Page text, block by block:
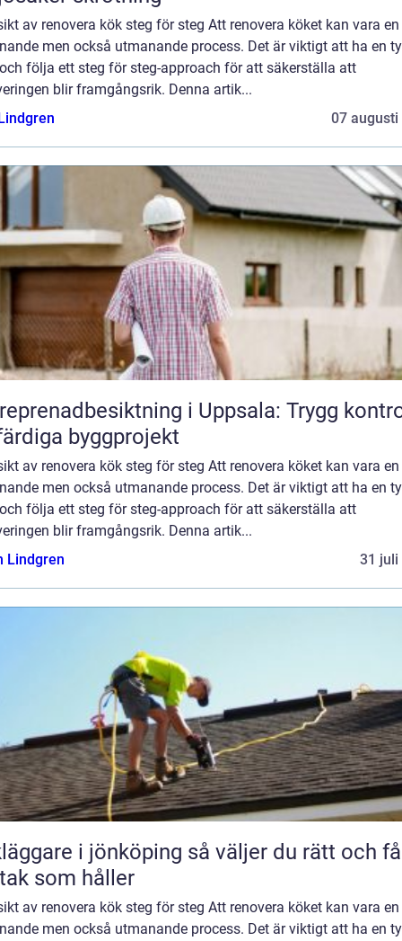
av renovera kök steg för steg Att renovera köket kan vara en
men också utmanande process. Det är viktigt att ha en
följa ett steg för steg-approach för att säkerställa att
blir framgångsrik. Denna artik...
07 augusti
i Uppsala: Trygg
byggprojekt
av renovera kök steg för steg Att renovera köket kan vara en
men också utmanande process. Det är viktigt att ha en
följa ett steg för steg-approach för att säkerställa att
blir framgångsrik. Denna artik...
Lindgren
31 juli
i jönköping så väljer du rätt och får
som håller
av renovera kök steg för steg Att renovera köket kan vara en
men också utmanande process. Det är viktigt att ha en